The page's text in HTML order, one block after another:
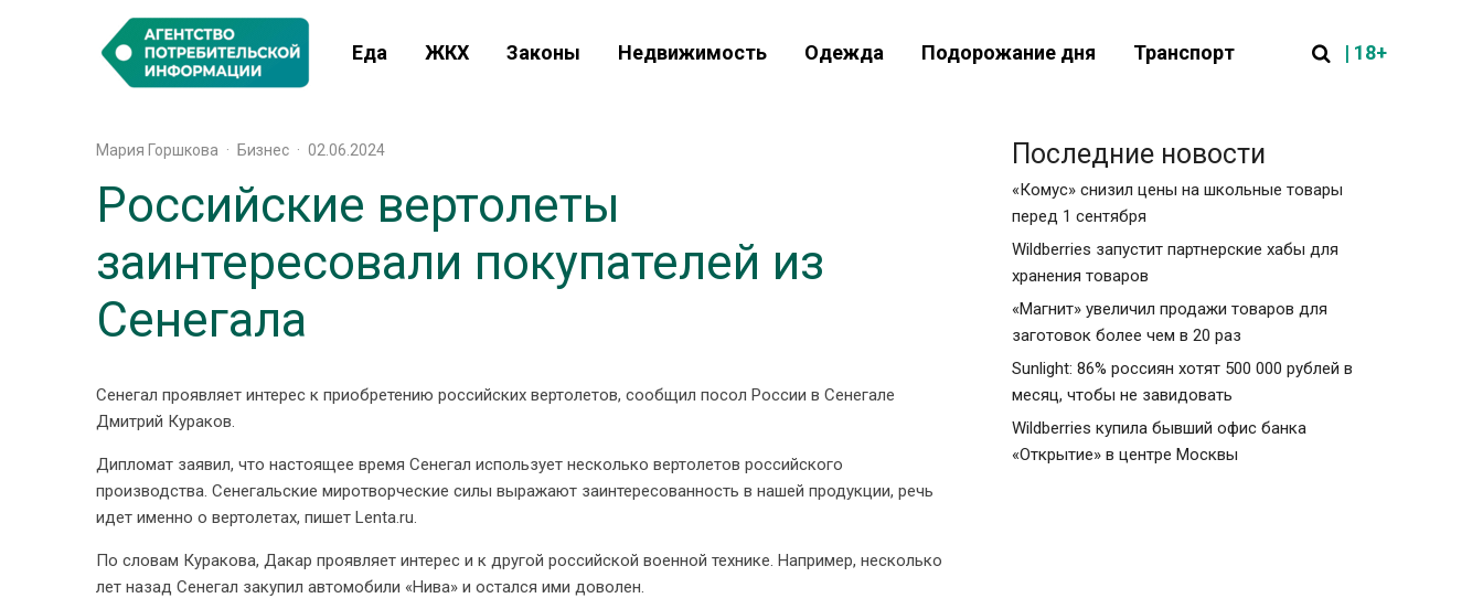
Еда ЖКХ Законы Недвижимость Одежда Подорожание дня Транспорт | 18+
Мария Горшкова · Бизнес · 02.06.2024
Российские вертолеты
заинтересовали покупателей из
Сенегала
Сенегал проявляет интерес к приобретению российских вертолетов, сообщил посол России в Сенегале
Дмитрий Кураков.
Дипломат заявил, что настоящее время Сенегал использует несколько вертолетов российского
производства. Сенегальские миротворческие силы выражают заинтересованность в нашей продукции, речь
идет именно о вертолетах, пишет Lenta.ru.
По словам Куракова, Дакар проявляет интерес и к другой российской военной технике. Например, несколько
лет назад Сенегал закупил автомобили «Нива» и остался ими доволен.
Последние новости
«Комус» снизил цены на школьные товары
перед 1 сентября
Wildberries запустит партнерские хабы для
хранения товаров
«Магнит» увеличил продажи товаров для
заготовок более чем в 20 раз
Sunlight: 86% россиян хотят 500 000 рублей в
месяц, чтобы не завидовать
Wildberries купила бывший офис банка
«Открытие» в центре Москвы